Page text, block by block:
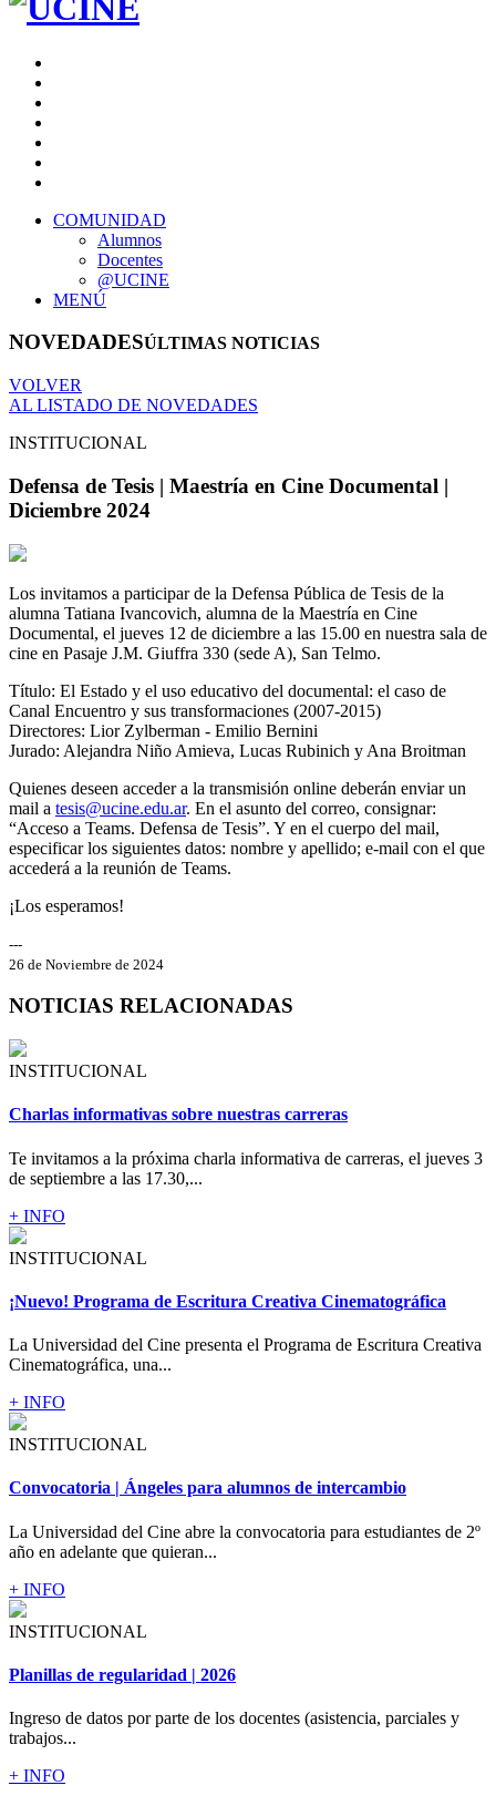
COMUNIDAD
Alumnos
Docentes
@UCINE
MENÚ
NOVEDADESÚLTIMAS NOTICIAS
VOLVER
AL LISTADO DE NOVEDADES
INSTITUCIONAL
Defensa de Tesis | Maestría en Cine Documental |
Diciembre 2024
Los invitamos a participar de la Defensa Pública de Tesis de la
alumna Tatiana Ivancovich, alumna de la Maestría en Cine
Documental, el jueves 12 de diciembre a las 15.00 en nuestra sala de
cine en Pasaje J.M. Giuffra 330 (sede A), San Telmo.
Título: El Estado y el uso educativo del documental: el caso de
Canal Encuentro y sus transformaciones (2007-2015)
Directores: Lior Zylberman - Emilio Bernini
Jurado: Alejandra Niño Amieva, Lucas Rubinich y Ana Broitman
Quienes deseen acceder a la transmisión online deberán enviar un
mail a tesis@ucine.edu.ar. En el asunto del correo, consignar:
“Acceso a Teams. Defensa de Tesis”. Y en el cuerpo del mail,
especificar los siguientes datos: nombre y apellido; e-mail con el que
accederá a la reunión de Teams.
¡Los esperamos!
---
26 de Noviembre de 2024
NOTICIAS RELACIONADAS
INSTITUCIONAL
Charlas informativas sobre nuestras carreras
Te invitamos a la próxima charla informativa de carreras, el jueves 3
de septiembre a las 17.30,...
+ INFO
INSTITUCIONAL
¡Nuevo! Programa de Escritura Creativa Cinematográfica
La Universidad del Cine presenta el Programa de Escritura Creativa
Cinematográfica, una...
+ INFO
INSTITUCIONAL
Convocatoria | Ángeles para alumnos de intercambio
La Universidad del Cine abre la convocatoria para estudiantes de 2º
año en adelante que quieran...
+ INFO
INSTITUCIONAL
Planillas de regularidad | 2026
Ingreso de datos por parte de los docentes (asistencia, parciales y
trabajos...
+ INFO